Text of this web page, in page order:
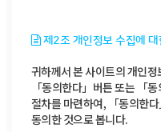
제2조 개인정보 수집에 대
귀하께서 본 사이트의 개인
「동의한다」버튼 또는 「
절차를 마련하여, 「동의한
동의한 것으로 봅니다.